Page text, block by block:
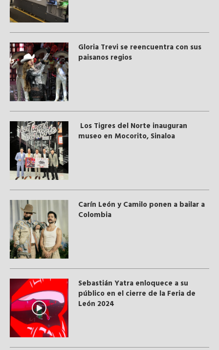
Gloria Trevi se reencuentra con sus
paisanos regios
Los Tigres del Norte inauguran
museo en Mocorito, Sinaloa
Carín León y Camilo ponen a bailar a
Colombia
Sebastián Yatra enloquece a su
público en el cierre de la Feria de
León 2024